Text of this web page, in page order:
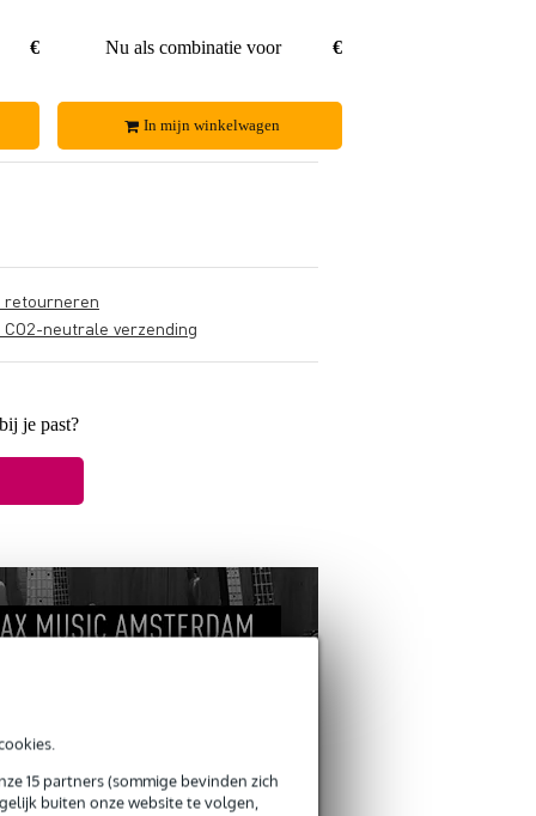
15 partners (sommige bevinden zich
buiten onze website te volgen,
€ 40,10 Nu als combinatie voor € 60,15
In mijn winkelwagen
retourneren
CO2-neutrale verzending
bij je past?
ANDEREN KOCHTEN
OOK